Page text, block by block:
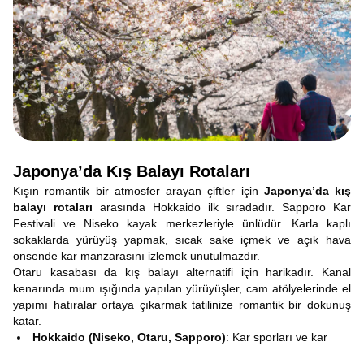
Japonya’da Kış Balayı Rotaları
Kışın romantik bir atmosfer arayan çiftler için Japonya’da kış
balayı rotaları arasında Hokkaido ilk sıradadır. Sapporo Kar
Festivali ve Niseko kayak merkezleriyle ünlüdür. Karla kaplı
sokaklarda yürüyüş yapmak, sıcak sake içmek ve açık hava
onsende kar manzarasını izlemek unutulmazdır.
Otaru kasabası da kış balayı alternatifi için harikadır. Kanal
kenarında mum ışığında yapılan yürüyüşler, cam atölyelerinde el
yapımı hatıralar ortaya çıkarmak tatilinize romantik bir dokunuş
katar.
Hokkaido (Niseko, Otaru, Sapporo): Kar sporları ve kar